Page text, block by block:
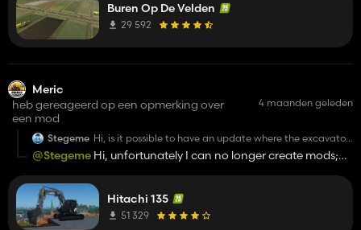
Buren Op De Velden
29 592
Meric
heb gereageerd op een opmerking over
een mod
4 maanden geleden
Stegeme Hi, is it possible to have an update where the excavator
can be attached to the forestry equipment from the
base game or the modhub?
@Stegeme Hi, unfortunately I can no longer create mods;
Hitachi 135
51 329